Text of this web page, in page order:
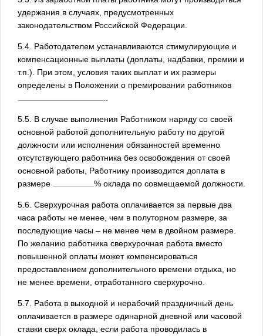
удержания в случаях, предусмотренных
законодательством Российской Федерации.
5.4. Работодателем устанавливаются стимулирующие и
компенсационные выплаты (доплаты, надбавки, премии и
т.п.). При этом, условия таких выплат и их размеры
определены в Положении о премировании работников
5.5. В случае выполнения Работником наряду со своей
основной работой дополнительную работу по другой
должности или исполнения обязанностей временно
отсутствующего работника без освобождения от своей
основной работы, Работнику производится доплата в
размере
% оклада по совмещаемой должности.
5.6. Сверхурочная работа оплачивается за первые два
часа работы не менее, чем в полуторном размере, за
последующие часы – не менее чем в двойном размере.
По желанию работника сверхурочная работа вместо
повышенной оплаты может компенсироваться
предоставлением дополнительного времени отдыха, но
не менее времени, отработанного сверхурочно.
5.7. Работа в выходной и нерабочий праздничный день
оплачивается в размере одинарной дневной или часовой
ставки сверх оклада, если работа проводилась в